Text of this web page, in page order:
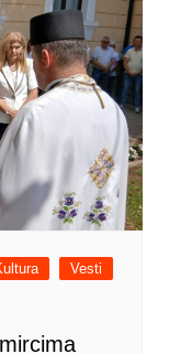
Vesti